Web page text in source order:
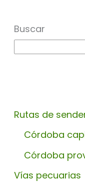
Buscar
Rutas de
Córdoba
Córdoba
Vías pecuarias